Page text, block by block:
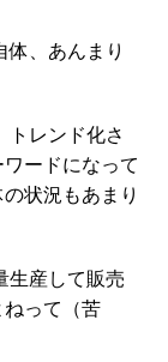
体、あんまり
トレンド化さ
ードになって
状況もあまり
生産して販売
って（苦